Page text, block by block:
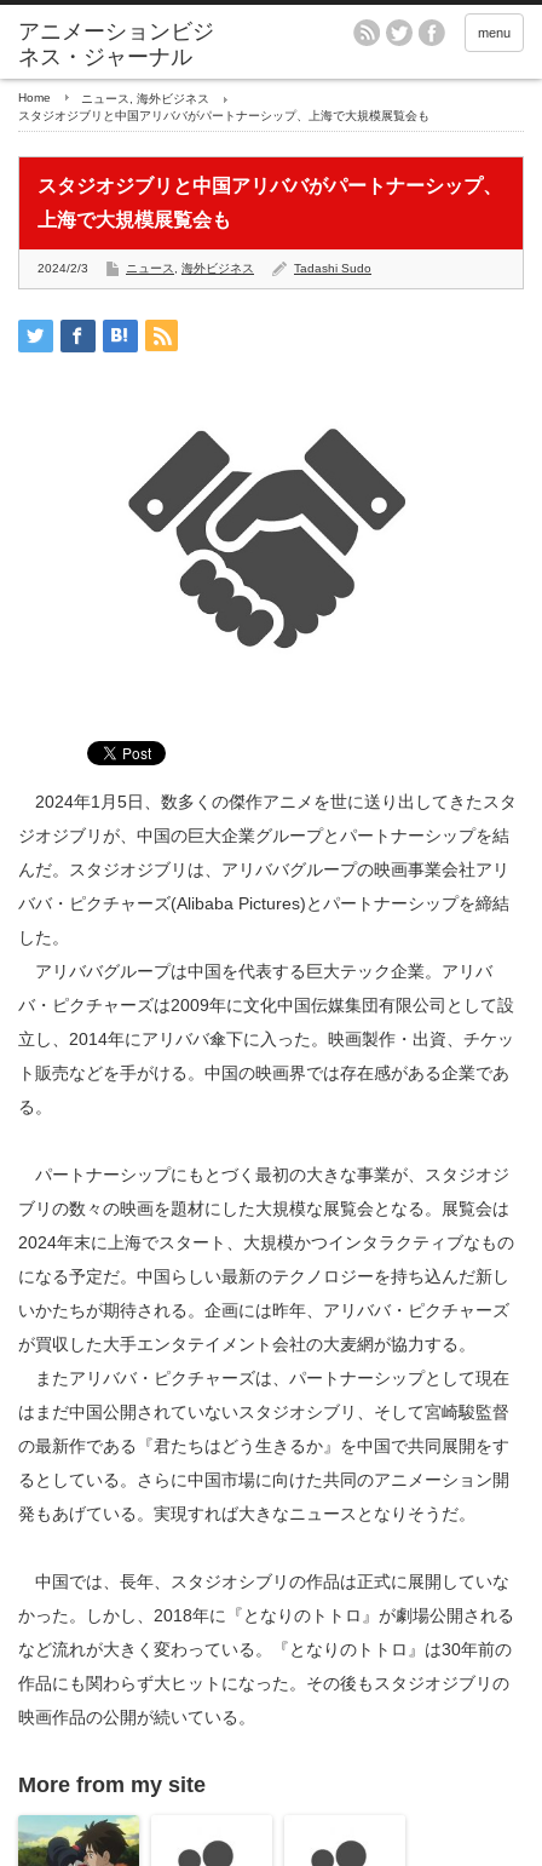
アニメーションビジ
ネス・ジャーナル
menu
Home ニュース
海外ビジネス
スタジオジブリと中国アリババがパートナーシップ、上海で大規模展覧会も
スタジオジブリと中国アリババがパートナーシップ、
上海で大規模展覧会も
2024/2/3 ニュース 海外ビジネス Tadashi Sudo
2024年1月5日、数多くの傑作アニメを世に送り出してきたスタ
ジオジブリが、中国の巨大企業グループとパートナーシップを結
んだ。スタジオジブリは、アリババグループの映画事業会社アリ
ババ・ピクチャーズ(Alibaba Pictures)とパートナーシップを締結
した。
アリババグループは中国を代表する巨大テック企業。アリバ
バ・ピクチャーズは2009年に文化中国伝媒集団有限公司として設
立し、2014年にアリババ傘下に入った。映画製作・出資、チケッ
ト販売などを手がける。中国の映画界では存在感がある企業であ
る。
パートナーシップにもとづく最初の大きな事業が、スタジオジ
ブリの数々の映画を題材にした大規模な展覧会となる。展覧会は
2024年末に上海でスタート、大規模かつインタラクティブなもの
になる予定だ。中国らしい最新のテクノロジーを持ち込んだ新し
いかたちが期待される。企画には昨年、アリババ・ピクチャーズ
が買収した大手エンタテイメント会社の大麦網が協力する。
またアリババ・ピクチャーズは、パートナーシップとして現在
はまだ中国公開されていないスタジオシブリ、そして宮崎駿監督
の最新作である『君たちはどう生きるか』を中国で共同展開をす
るとしている。さらに中国市場に向けた共同のアニメーション開
発もあげている。実現すれば大きなニュースとなりそうだ。
中国では、長年、スタジオシブリの作品は正式に展開していな
かった。しかし、2018年に『となりのトトロ』が劇場公開される
など流れが大きく変わっている。『となりのトトロ』は30年前の
作品にも関わらず大ヒットになった。その後もスタジオジブリの
映画作品の公開が続いている。
More from my site